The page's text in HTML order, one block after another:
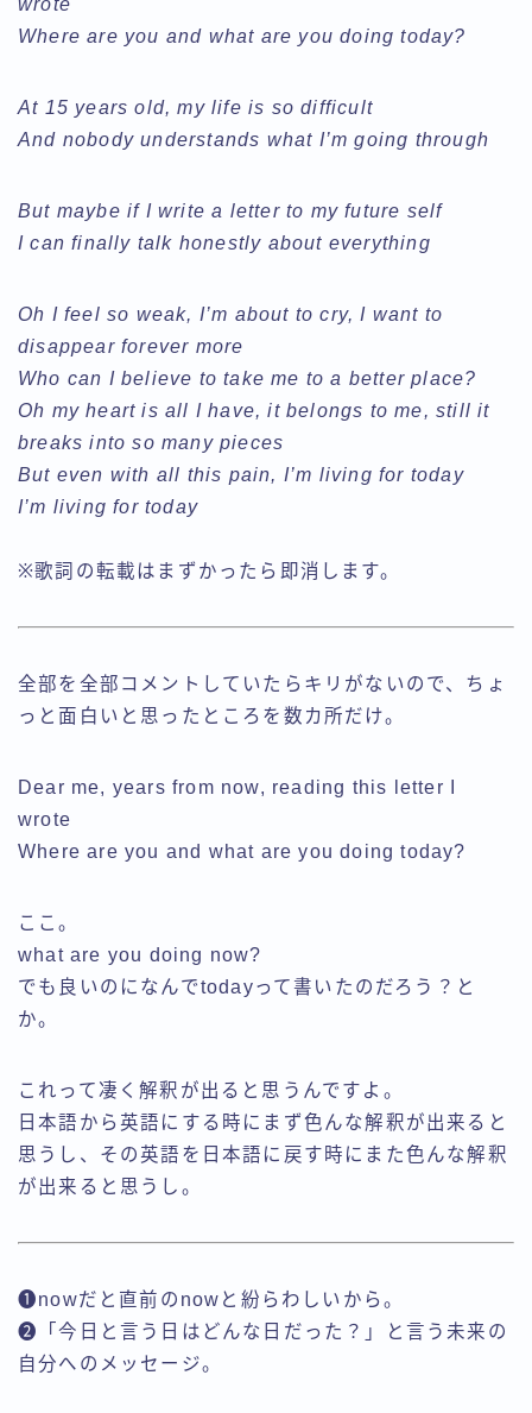
wrote
Where are you and what are you doing today?
At 15 years old, my life is so difficult
And nobody understands what I’m going through
But maybe if I write a letter to my future self
I can finally talk honestly about everything
Oh I feel so weak, I’m about to cry, I want to
disappear forever more
Who can I believe to take me to a better place?
Oh my heart is all I have, it belongs to me, still it
breaks into so many pieces
But even with all this pain, I’m living for today
I’m living for today
※歌詞の転載はまずかったら即消します。
全部を全部コメントしていたらキリがないので、ちょ
っと面白いと思ったところを数カ所だけ。
Dear me, years from now, reading this letter I
wrote
Where are you and what are you doing today?
ここ。
what are you doing now?
でも良いのになんでtodayって書いたのだろう？と
か。
これって凄く解釈が出ると思うんですよ。
日本語から英語にする時にまず色んな解釈が出来ると
思うし、その英語を日本語に戻す時にまた色んな解釈
が出来ると思うし。
❶nowだと直前のnowと紛らわしいから。
❷「今日と言う日はどんな日だった？」と言う未来の
自分へのメッセージ。